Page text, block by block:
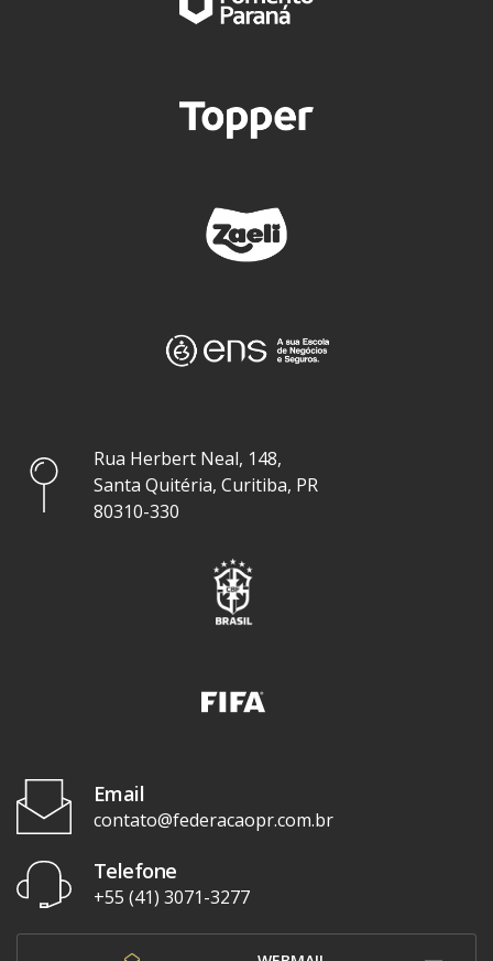
Rua Herbert Neal, 148,
Santa Quitéria, Curitiba, PR
80310-330
Email
contato@federacaopr.com.br
Telefone
+55 (41) 3071-3277